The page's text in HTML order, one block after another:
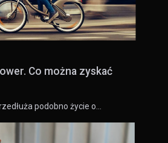
Co można zyskać
podobno życie o…